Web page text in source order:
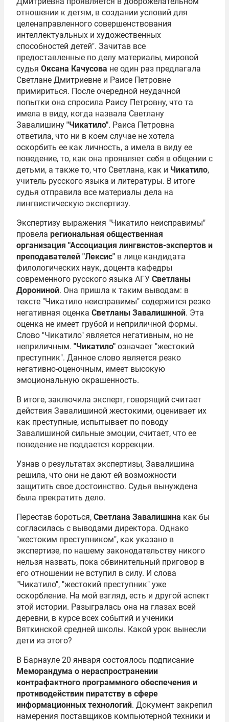
отношении к детям, в создании условий для
целенаправленного совершенствования
интеллектуальных и художественных
способностей детей". Зачитав все
предоставленные по делу материалы, мировой
судья Оксана Качусова не один раз предлагала
Светлане Дмитриевне и Раисе Петровне
примириться. После очередной неудачной
попытки она спросила Раису Петровну, что та
имела в виду, когда назвала Светлану
Завалишину "Чикатило". Раиса Петровна
ответила, что ни в коем случае не хотела
оскорбить ее как личность, а имела в виду ее
поведение, то, как она проявляет себя в общении с
детьми, а также то, что Светлана, как и Чикатило,
учитель русского языка и литературы. В итоге
судья отправила все материалы дела на
лингвистическую экспертизу.
Экспертизу выражения "Чикатило неисправимы"
провела региональная общественная
организация "Ассоциация лингвистов-экспертов и
преподавателей "Лексис" в лице кандидата
филологических наук, доцента кафедры
современного русского языка АГУ Светланы
Дорониной. Она пришла к таким выводам: в
тексте "Чикатило неисправимы" содержится резко
негативная оценка Светланы Завалишиной. Эта
оценка не имеет грубой и неприличной формы.
Слово "Чикатило" является негативным, но не
неприличным. "Чикатило" означает "жестокий
преступник". Данное слово является резко
негативно-оценочным, имеет высокую
эмоциональную окрашенность.
В итоге, заключила эксперт, говорящий считает
действия Завалишиной жестокими, оценивает их
как преступные, испытывает по поводу
Завалишиной сильные эмоции, считает, что ее
поведение не поддается коррекции.
Узнав о результатах экспертизы, Завалишина
решила, что они не дают ей возможности
защитить свое достоинство. Судья вынуждена
была прекратить дело.
Перестав бороться, Светлана Завалишина как бы
согласилась с выводами директора. Однако
"жестоким преступником", как указано в
экспертизе, по нашему законодательству никого
нельзя назвать, пока обвинительный приговор в
его отношении не вступил в силу. И слова
"Чикатило", "жестокий преступник" уже
оскорбление. На мой взгляд, есть и другой аспект
этой истории. Разыгралась она на глазах всей
деревни, в курсе всех событий и ученики
Вяткинской средней школы. Какой урок вынесли
дети из этого?
В Барнауле 20 января состоялось подписание
Меморандума о нераспространении
контрафактного программного обеспечения и
противодействии пиратству в сфере
информационных технологий. Документ закрепил
намерения поставщиков компьютерной техники и